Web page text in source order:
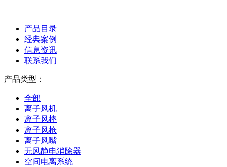
产品目录
经典案例
信息资讯
联系我们
产品类型：
全部
离子风机
离子风棒
离子风枪
离子风嘴
无风静电消除器
空间电离系统